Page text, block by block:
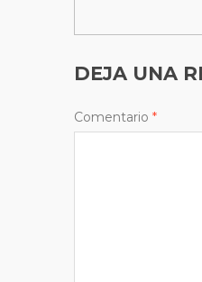
DEJA UNA
Comentario *